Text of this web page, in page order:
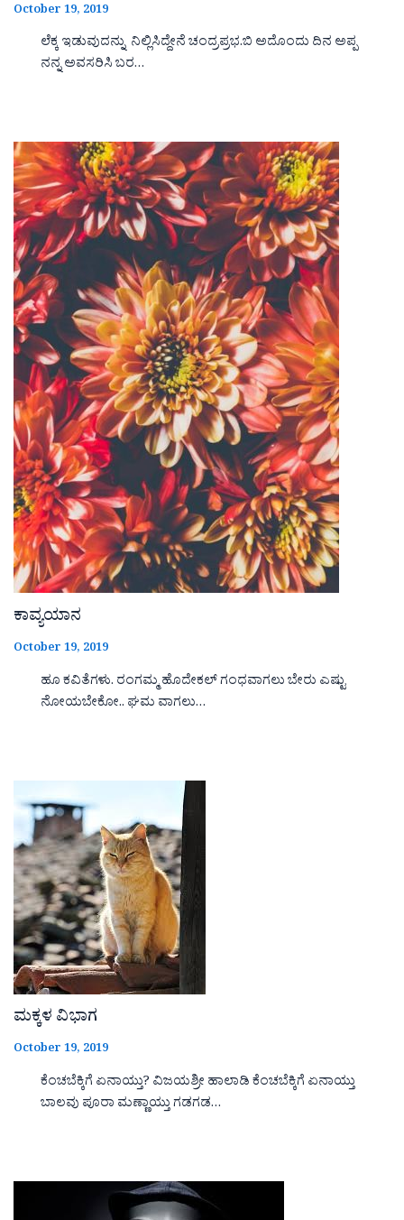
October 19, 2019
ಲೆಕ್ಕ ಇಡುವುದನ್ನು ನಿಲ್ಲಿಸಿದ್ದೇನೆ ಚಂದ್ರಪ್ರಭ.ಬಿ ಅದೊಂದು ದಿನ ಅಪ್ಪ
ನನ್ನ ಅವಸರಿಸಿ ಬರ…
ಕಾವ್ಯಯಾನ
October 19, 2019
ಹೂ ಕವಿತೆಗಳು. ರಂಗಮ್ಮ ಹೊದೇಕಲ್ ಗಂಧವಾಗಲು ಬೇರು ಎಷ್ಟು
ನೋಯಬೇಕೋ.. ಘಮ ವಾಗಲು…
ಮಕ್ಕಳ ವಿಭಾಗ
October 19, 2019
ಕೆಂಚಬೆಕ್ಕಿಗೆ ಏನಾಯ್ತು? ವಿಜಯಶ್ರೀ ಹಾಲಾಡಿ ಕೆಂಚಬೆಕ್ಕಿಗೆ ಏನಾಯ್ತು
ಬಾಲವು ಪೂರಾ ಮಣ್ಣಾಯ್ತು ಗಡಗಡ…